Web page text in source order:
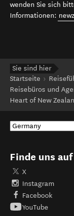
wenden Sie sich
Informationen:
Sie sind hier
Startseite
Reisebüros und
Heart of New
Finde uns auf
X
Instagram
Facebook
YouTube